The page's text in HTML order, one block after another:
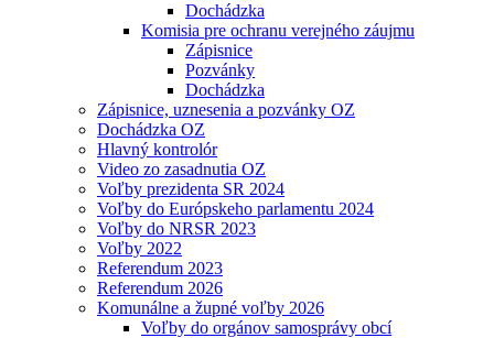
Dochádzka
Komisia pre ochranu verejného záujmu
Zápisnice
Pozvánky
Dochádzka
Zápisnice, uznesenia a pozvánky OZ
Dochádzka OZ
Hlavný kontrolór
Video zo zasadnutia OZ
Voľby prezidenta SR 2024
Voľby do Európskeho parlamentu 2024
Voľby do NRSR 2023
Voľby 2022
Referendum 2023
Referendum 2026
Komunálne a župné voľby 2026
Voľby do orgánov samosprávy obcí